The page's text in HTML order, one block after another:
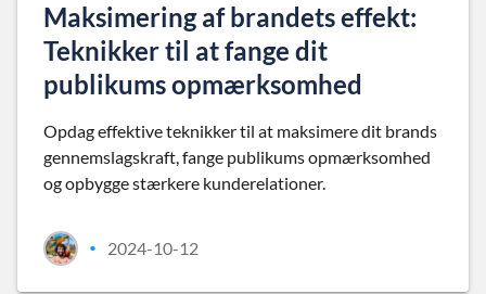
Maksimering af brandets effekt:
Teknikker til at fange dit
publikums opmærksomhed
Opdag effektive teknikker til at maksimere dit brands
gennemslagskraft, fange publikums opmærksomhed
og opbygge stærkere kunderelationer.
• 2024-10-12